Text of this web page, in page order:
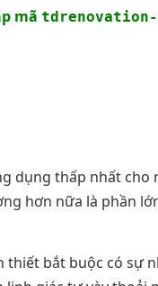
mã
dụng thấp nhất
hơn nữa là phần
bắt buộc có sự